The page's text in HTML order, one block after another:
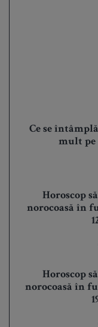
Ce se
mult pe
Horoscop
norocoasă în
Horoscop
norocoasă în